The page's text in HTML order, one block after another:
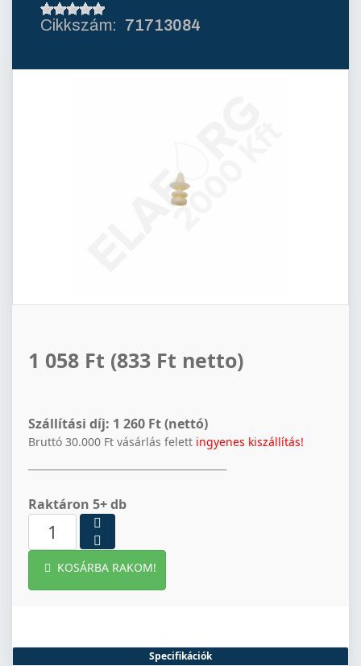
71713084
1 058 Ft (833 Ft netto)
Szállítási díj: 1 260 Ft (nettó)
Bruttó 30.000 Ft vásárlás felett ingyenes kiszállítás!
Raktáron 5+ db
KOSÁRBA RAKOM!
Specifikációk